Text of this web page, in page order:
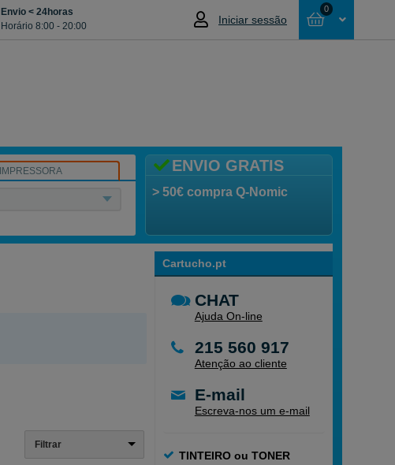
Envio < 24horas
Horário 8:00 - 20:00
Iniciar sessão
0
ENVIO GRATIS
> 50€ compra Q-Nomic
IMPRESSORA
Cartucho.pt
CHAT
Ajuda On-line
215 560 917
Atenção ao cliente
E-mail
Escreva-nos um e-mail
TINTEIRO ou TONER
Filtrar